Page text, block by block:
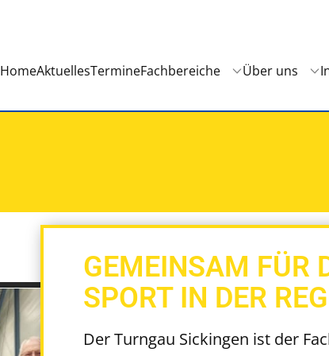
HomeAktuellesTermineFachbereiche Über uns
GEMEINSAM FÜR
SPORT IN DER
Der Turngau Sickingen ist der